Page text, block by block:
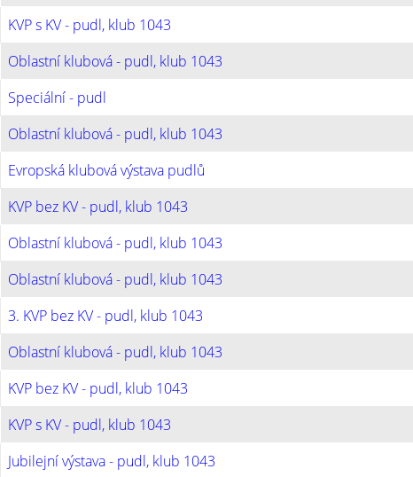
KVP s KV - pudl, klub 1043
Oblastní klubová - pudl, klub 1043
Speciální - pudl
Oblastní klubová - pudl, klub 1043
Evropská klubová výstava pudlů
KVP bez KV - pudl, klub 1043
Oblastní klubová - pudl, klub 1043
Oblastní klubová - pudl, klub 1043
3. KVP bez KV - pudl, klub 1043
Oblastní klubová - pudl, klub 1043
KVP bez KV - pudl, klub 1043
KVP s KV - pudl, klub 1043
Jubilejní výstava - pudl, klub 1043